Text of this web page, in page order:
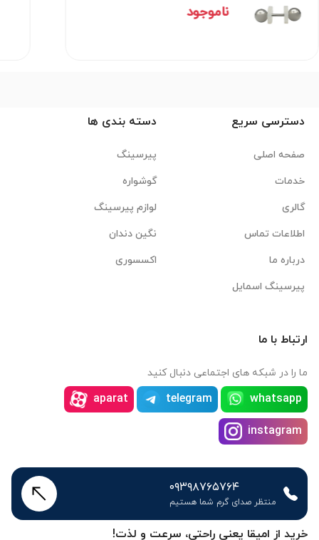
ناموجود
خرید از امیقا یعنی راحتی، سرعت و لذت!
دسترسی سریع
صفحه اصلی
خدمات
گالری
اطلاعات تماس
درباره ما
پیرسینگ اسمایل
دسته بندی ها
پیرسینگ
گوشواره
لوازم پیرسینگ
نگین دندان
اکسسوری
ارتباط با ما
ما را در شبکه های اجتماعی دنبال کنید
whatsapp
telegram
aparat
instagram
۰۹۳۹۸۷۶۵۷۶۴
منتظر صدای گرم شما هستیم